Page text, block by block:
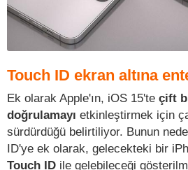
Touch ID ekran altına
Ek olarak Apple'ın, iOS 15'te çift
doğrulamayı etkinleştirmek için
sürdürdüğü belirtiliyor. Bunun
ID'ye ek olarak, gelecekteki bir
Touch ID ile gelebileceği